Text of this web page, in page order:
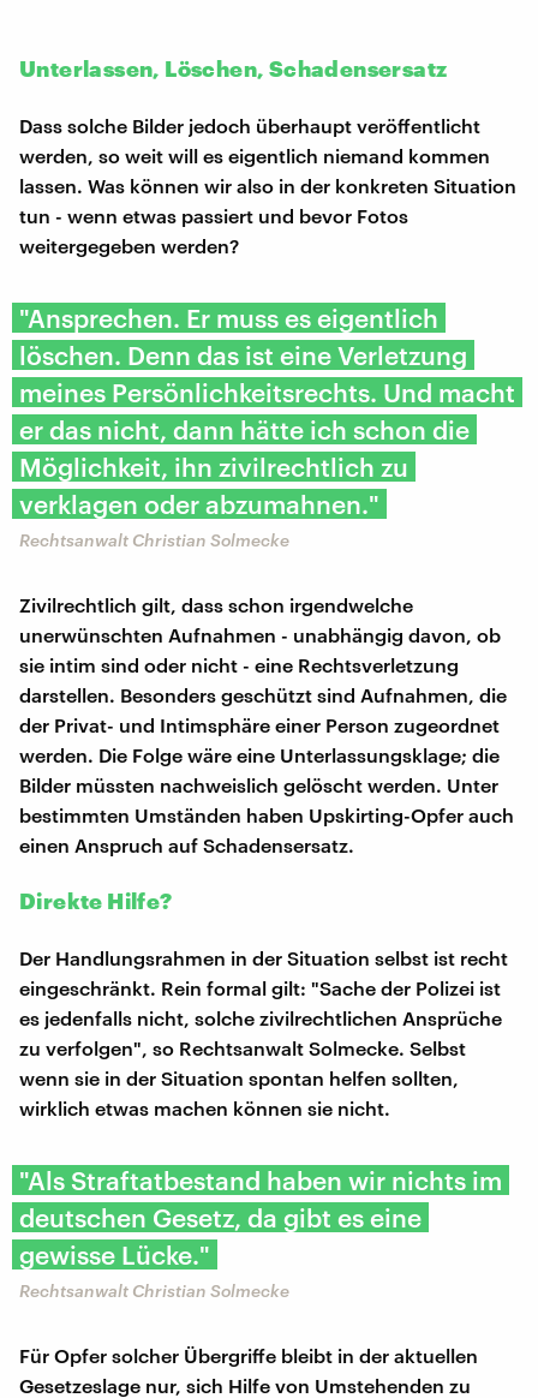
Unterlassen, Löschen, Schadensersatz
Dass solche Bilder jedoch überhaupt veröffentlicht
werden, so weit will es eigentlich niemand kommen
lassen. Was können wir also in der konkreten Situation
tun - wenn etwas passiert und bevor Fotos
weitergegeben werden?
"Ansprechen. Er muss es eigentlich
löschen. Denn das ist eine Verletzung
meines Persönlichkeitsrechts. Und macht
er das nicht, dann hätte ich schon die
Möglichkeit, ihn zivilrechtlich zu
verklagen oder abzumahnen."
Rechtsanwalt Christian Solmecke
Zivilrechtlich gilt, dass schon irgendwelche
unerwünschten Aufnahmen - unabhängig davon, ob
sie intim sind oder nicht - eine Rechtsverletzung
darstellen. Besonders geschützt sind Aufnahmen, die
der Privat- und Intimsphäre einer Person zugeordnet
werden. Die Folge wäre eine Unterlassungsklage; die
Bilder müssten nachweislich gelöscht werden. Unter
bestimmten Umständen haben Upskirting-Opfer auch
einen Anspruch auf Schadensersatz.
Direkte Hilfe?
Der Handlungsrahmen in der Situation selbst ist recht
eingeschränkt. Rein formal gilt: "Sache der Polizei ist
es jedenfalls nicht, solche zivilrechtlichen Ansprüche
zu verfolgen", so Rechtsanwalt Solmecke. Selbst
wenn sie in der Situation spontan helfen sollten,
wirklich etwas machen können sie nicht.
"Als Straftatbestand haben wir nichts im
deutschen Gesetz, da gibt es eine
gewisse Lücke."
Rechtsanwalt Christian Solmecke
Für Opfer solcher Übergriffe bleibt in der aktuellen
Gesetzeslage nur, sich Hilfe von Umstehenden zu